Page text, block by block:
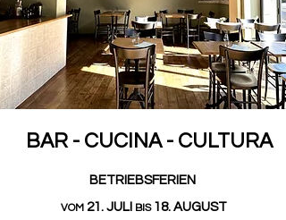
BAR - CUCINA - CULTURA
BETRIEBSFERIEN
VOM 21. JULI BIS18. AUGUST